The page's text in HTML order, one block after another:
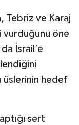
Tebriz ve Karaj
vurduğunu öne
İsrail’e
üslerinin hedef
sert